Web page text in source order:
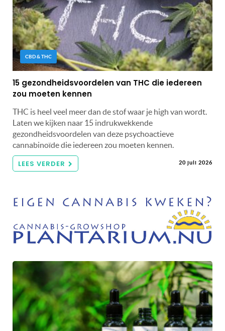
CBD & THC
15 gezondheidsvoordelen van THC die iedereen
zou moeten kennen
THC is heel veel meer dan de stof waar je high van wordt.
Laten we kijken naar 15 indrukwekkende
gezondheidsvoordelen van deze psychoactieve
cannabinoïde die iedereen zou moeten kennen.
LEES VERDER 20 juli 2026